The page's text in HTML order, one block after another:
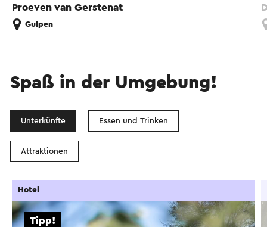
Proeven van Gerstenat
Gulpen
Spaß in der Umgebung!
Unterkünfte Essen und Trinken
Attraktionen
Tipp!
Hotel